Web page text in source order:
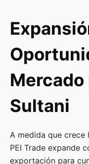
Mercado
Sultani
A medida que crece
PEI Trade expande
exportación para